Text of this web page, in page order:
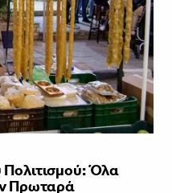
Όλα
Πρωταρά